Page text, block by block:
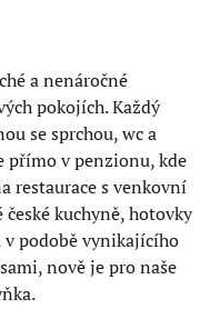
a nenáročné
pokojích. Každý
se sprchou, wc a
přímo v penzionu, kde
restaurace s venkovní
kuchyně, hotovky
podobě vynikajícího
nově je pro naše